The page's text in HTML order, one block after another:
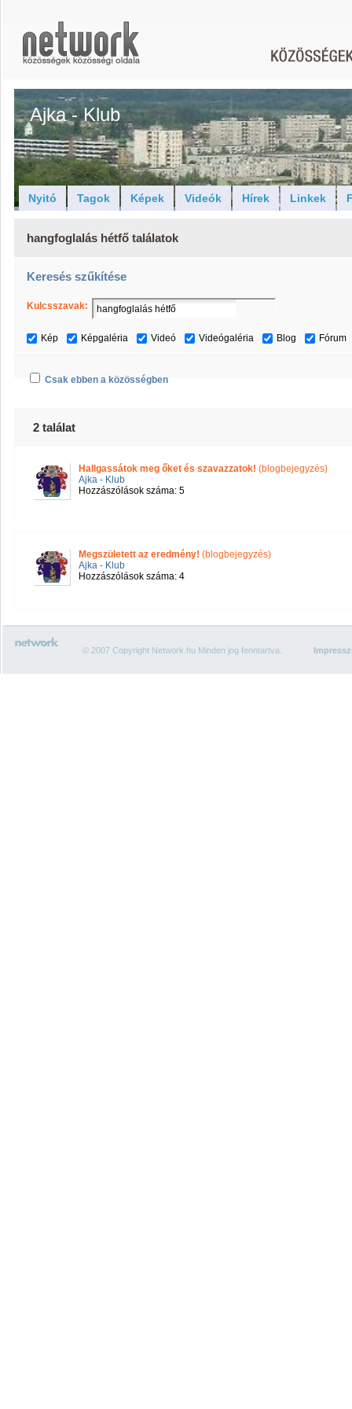
Ajka - Klub
Nyitó Tagok Képek Videók Hírek Linkek
hangfoglalás hétfő találatok
Keresés szűkítése
Kulcsszavak:
Kép Képgaléria Videó Videógaléria Blog Fórum
Csak ebben a közösségben
2 találat
Hallgassátok meg őket és szavazzatok! (blogbejegyzés)
Ajka - Klub
Hozzászólások száma: 5
Megszületett az eredmény! (blogbejegyzés)
Ajka - Klub
Hozzászólások száma: 4
© 2007 Copyright Network.hu Minden jog fenntartva.